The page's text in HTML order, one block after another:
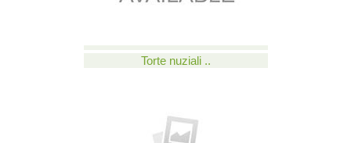
Torte nuziali ..